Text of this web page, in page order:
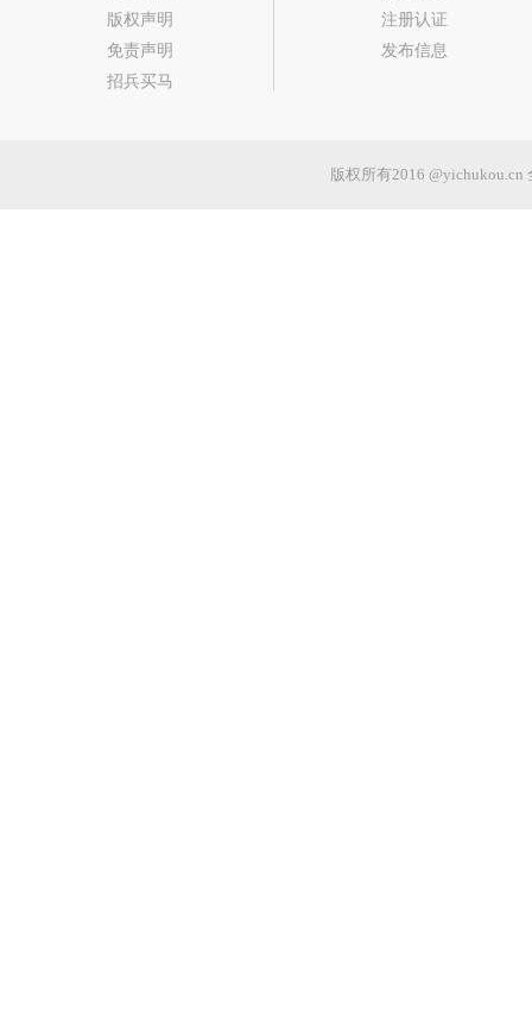
版权声明
免责声明
招兵买马
注册认证
发布信息
版权所有2016 @yichukou.cn